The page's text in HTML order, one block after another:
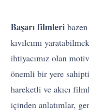
Başarı filmleri bazen
kıvılcımı
ihtiyacımız olan
önemli bir yere
hareketli ve akıcı
içinden anlatımlar,